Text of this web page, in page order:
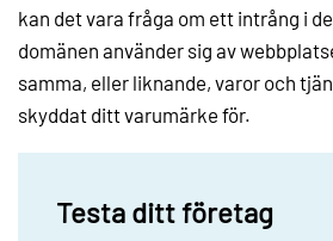
kan det vara fråga om ett intrång i
domänen använder sig av
samma, eller liknande, varor och
skyddat ditt varumärke för.
Testa ditt företag